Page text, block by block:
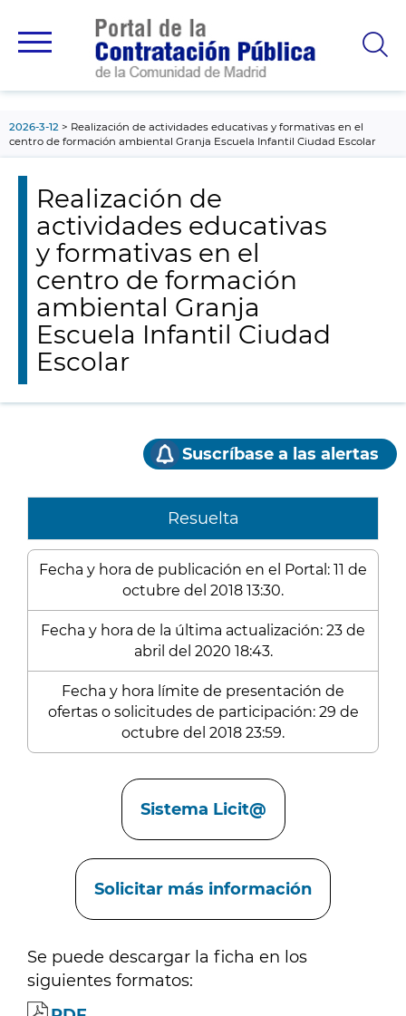
principal
2026-3-12
Realización de actividades educativas y formativas en el
centro de formación ambiental Granja Escuela Infantil Ciudad Escolar
Realización de
actividades educativas
y formativas en el
centro de formación
ambiental Granja
Escuela Infantil Ciudad
Escolar
Suscríbase a las alertas
Resuelta
Fecha y hora de publicación en el Portal: 11 de
octubre del 2018 13:30.
Fecha y hora de la última actualización: 23 de
abril del 2020 18:43.
Fecha y hora límite de presentación de
ofertas o solicitudes de participación: 29 de
octubre del 2018 23:59.
Sistema Licit@
Solicitar más información
Se puede descargar la ficha en los
siguientes formatos: